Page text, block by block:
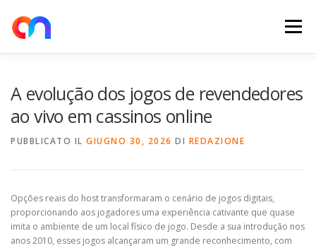
contenuto
Menu
A evolução dos jogos de revendedores
ao vivo em cassinos online
PUBBLICATO IL GIUGNO 30, 2026 DI REDAZIONE
Opções reais do host transformaram o cenário de jogos digitais,
proporcionando aos jogadores uma experiência cativante que quase
imita o ambiente de um local físico de jogo. Desde a sua introdução nos
anos 2010, esses jogos alcançaram um grande reconhecimento, com